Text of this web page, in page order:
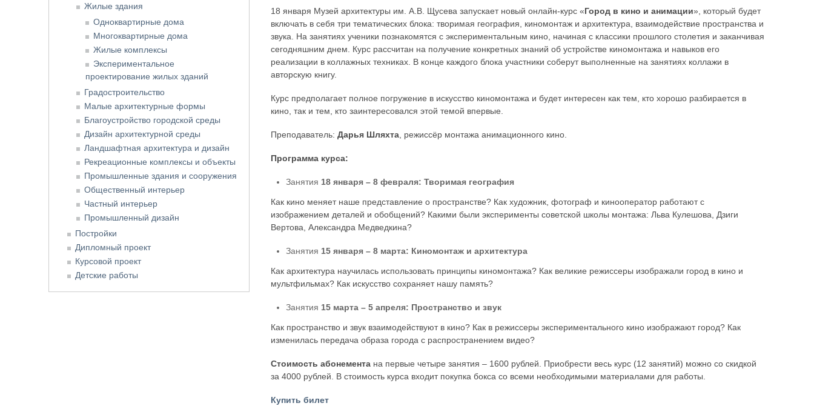
18 января Музей архитектуры им. А.В. Щусева запускает новый онлайн-курс «Город в кино и анимации», который будет
включать в себя три тематических блока: творимая география, киномонтаж и архитектура, взаимодействие пространства и
звука. На занятиях ученики познакомятся с экспериментальным кино, начиная с классики прошлого столетия и заканчивая
сегодняшним днем. Курс рассчитан на получение конкретных знаний об устройстве киномонтажа и навыков его
реализации в коллажных техниках. В конце каждого блока участники соберут выполненные на занятиях коллажи в
авторскую книгу.
Курс предполагает полное погружение в искусство киномонтажа и будет интересен как тем, кто хорошо разбирается в
кино, так и тем, кто заинтересовался этой темой впервые.
Преподаватель:Дарья Шляхта , режиссёр монтажа анимационного кино.
Программа курса:
Занятия 18 января – 8 февраля: Творимая география
Как кино меняет наше представление о пространстве? Как художник, фотограф и кинооператор работают с
изображением деталей и обобщений? Какими были эксперименты советской школы монтажа: Льва Кулешова, Дзиги
Вертова, Александра Медведкина?
Занятия 15 января – 8 марта: Киномонтаж и архитектура
Как архитектура научилась использовать принципы киномонтажа? Как великие режиссеры изображали город в кино и
мультфильмах? Как искусство сохраняет нашу память?
Занятия 15 марта – 5 апреля: Пространство и звук
Как пространство и звук взаимодействуют в кино? Как в режиссеры экспериментального кино изображают город? Как
изменилась передача образа города с распространением видео?
Стоимость абонемента на первые четыре занятия – 1600 рублей. Приобрести весь курс (12 занятий) можно со скидкой
за 4000 рублей. В стоимость курса входит покупка бокса со всеми необходимыми материалами для работы.
Купить билет
Жилые здания
Одноквартирные дома
Многоквартирные дома
Жилые комплексы
Экспериментальное
проектирование жилых зданий
Градостроительство
Малые архитектурные формы
Благоустройство городской среды
Дизайн архитектурной среды
Ландшафтная архитектура и дизайн
Рекреационные комплексы и объекты
Промышленные здания и сооружения
Общественный интерьер
Частный интерьер
Промышленный дизайн
Постройки
Дипломный проект
Курсовой проект
Детские работы